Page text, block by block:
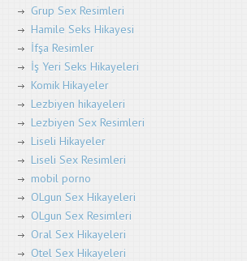
Grup Sex Resimleri
Hamile Seks Hikayesi
İfşa Resimler
İş Yeri Seks Hikayeleri
Komik Hikayeler
Lezbiyen hikayeleri
Lezbiyen Sex Resimleri
Liseli Hikayeler
Liseli Sex Resimleri
mobil porno
OLgun Sex Hikayeleri
OLgun Sex Resimleri
Oral Sex Hikayeleri
Otel Sex Hikayeleri